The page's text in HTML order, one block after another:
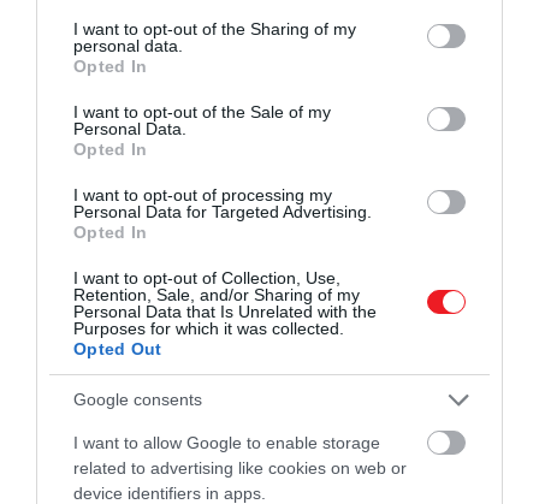
not limited to your visit or usage behaviour. You may click to
grant or deny consent to Google and its third-party tags to
use your data for below specified purposes in below Google
consent section.
I want to opt-out of the Sharing of my
personal data.
Opted In
I want to opt-out of the Sale of my
Personal Data.
Opted In
I want to opt-out of processing my
Personal Data for Targeted Advertising.
Opted In
I want to opt-out of Collection, Use,
Retention, Sale, and/or Sharing of my
Personal Data that Is Unrelated with the
Purposes for which it was collected.
Opted Out
Google consents
I want to allow Google to enable storage
related to advertising like cookies on web or
device identifiers in apps.
Egy csésze finom kávéra ma már
nemcsak napindító italként tekintünk,
ha nem saját konyhánkban, hanem egy
kávézóban kortyolgatunk. A baristák
szenvedélye, a terek atmoszférája és az
aprólékosan kidolgozott esztétika mind
hozzájárulnak ahhoz, hogy egy hely…
2025. SZEPTEMBER 29. ● BÓDY KOLOS
mindenkinek ki kell próbálnia